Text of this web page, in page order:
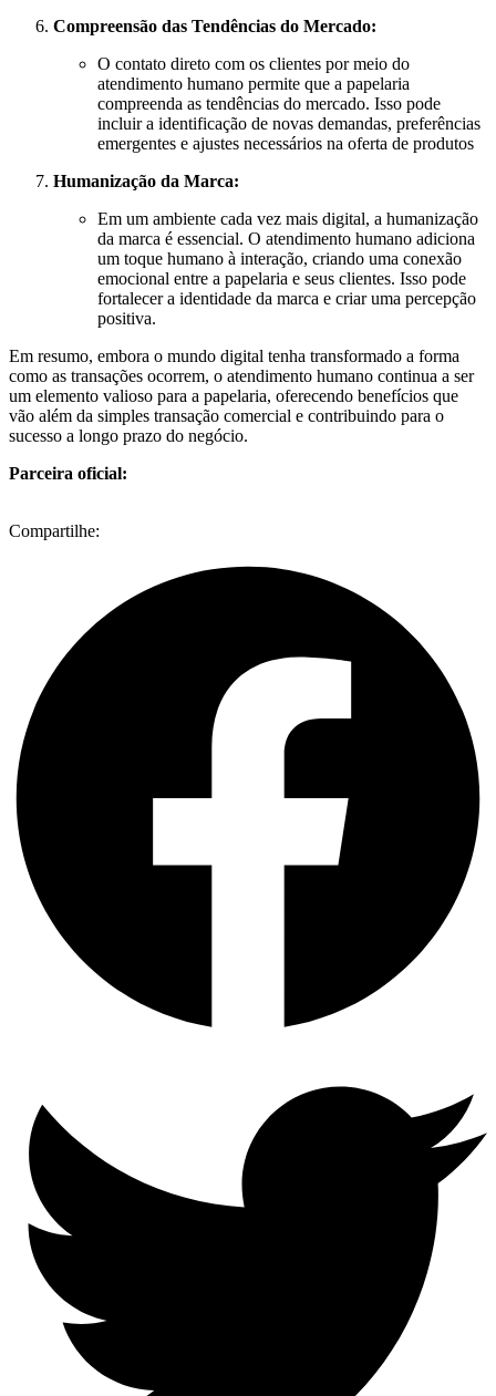
Compreensão das Tendências do Mercado:
O contato direto com os clientes por meio do
atendimento humano permite que a papelaria
compreenda as tendências do mercado. Isso pode
incluir a identificação de novas demandas, preferências
emergentes e ajustes necessários na oferta de produtos
Humanização da Marca:
Em um ambiente cada vez mais digital, a humanização
da marca é essencial. O atendimento humano adiciona
um toque humano à interação, criando uma conexão
emocional entre a papelaria e seus clientes. Isso pode
fortalecer a identidade da marca e criar uma percepção
positiva.
Em resumo, embora o mundo digital tenha transformado a forma
como as transações ocorrem, o atendimento humano continua a ser
um elemento valioso para a papelaria, oferecendo benefícios que
vão além da simples transação comercial e contribuindo para o
sucesso a longo prazo do negócio.
Parceira oficial:
Compartilhe: